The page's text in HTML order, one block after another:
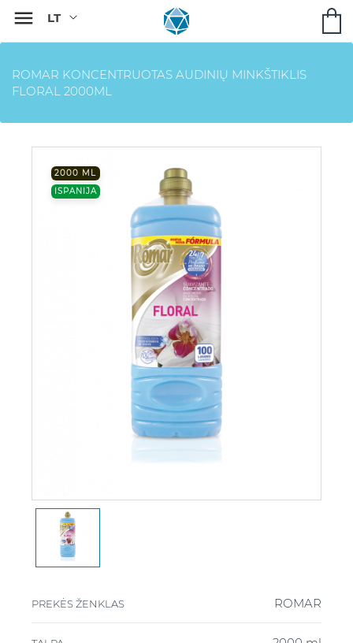

ROMAR KONCENTRUOTAS AUDINIŲ MINKŠTIKLIS
FLORAL 2000ML
2000 ML
ISPANIJA
PREKĖS ŽENKLAS ROMAR